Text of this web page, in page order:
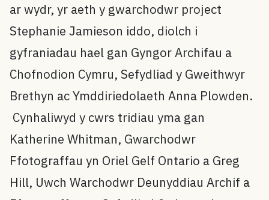
ar wydr, yr aeth y gwarchodwr project
Stephanie Jamieson iddo, diolch i
gyfraniadau hael gan Gyngor Archifau a
Chofnodion Cymru, Sefydliad y Gweithwyr
Brethyn ac Ymddiriedolaeth Anna Plowden.
Cynhaliwyd y cwrs tridiau yma gan
Katherine Whitman, Gwarchodwr
Ffotograffau yn Oriel Gelf Ontario a Greg
Hill, Uwch Warchodwr Deunyddiau Archif a